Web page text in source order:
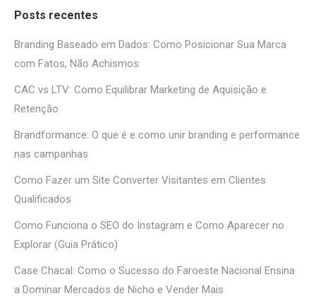
Posts recentes
Branding Baseado em Dados: Como Posicionar Sua Marca
com Fatos, Não Achismos
CAC vs LTV: Como Equilibrar Marketing de Aquisição e
Retenção
Brandformance: O que é e como unir branding e performance
nas campanhas
Como Fazer um Site Converter Visitantes em Clientes
Qualificados
Como Funciona o SEO do Instagram e Como Aparecer no
Explorar (Guia Prático)
Case Chacal: Como o Sucesso do Faroeste Nacional Ensina
a Dominar Mercados de Nicho e Vender Mais